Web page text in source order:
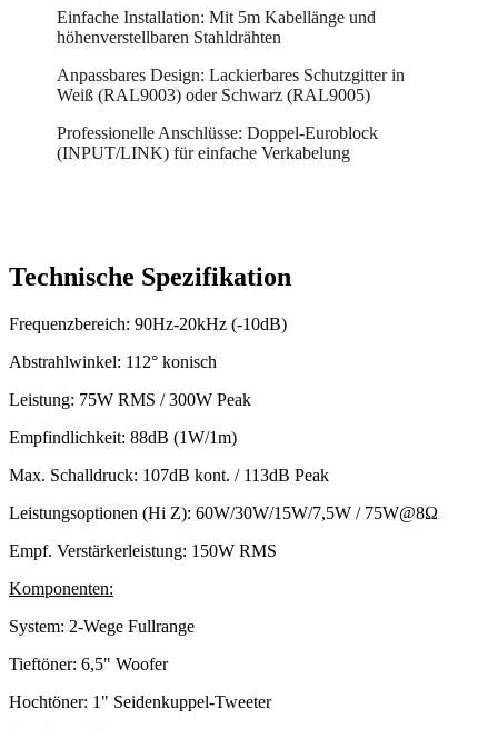
Einfache Installation: Mit 5m Kabellänge und
höhenverstellbaren Stahldrähten
Anpassbares Design: Lackierbares Schutzgitter in
Weiß (RAL9003) oder Schwarz (RAL9005)
Professionelle Anschlüsse: Doppel-Euroblock
(INPUT/LINK) für einfache Verkabelung
Technische Spezifikation
Frequenzbereich: 90Hz-20kHz (-10dB)
Abstrahlwinkel: 112° konisch
Leistung: 75W RMS / 300W Peak
Empfindlichkeit: 88dB (1W/1m)
Max. Schalldruck: 107dB kont. / 113dB Peak
Leistungsoptionen (Hi Z): 60W/30W/15W/7,5W / 75W@8Ω
Empf. Verstärkerleistung: 150W RMS
Komponenten:
System: 2-Wege Fullrange
Tieftöner: 6,5" Woofer
Hochtöner: 1" Seidenkuppel-Tweeter